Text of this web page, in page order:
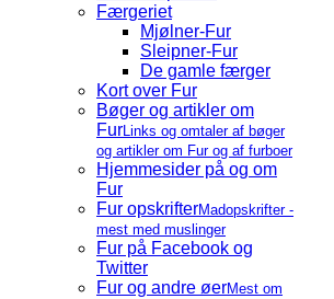
Færgeriet
Mjølner-Fur
Sleipner-Fur
De gamle færger
Kort over Fur
Bøger og artikler om
FurLinks og omtaler af bøger
og artikler om Fur og af furboer
Hjemmesider på og om
Fur
Fur opskrifterMadopskrifter -
mest med muslinger
Fur på Facebook og
Twitter
Fur og andre øerMest om